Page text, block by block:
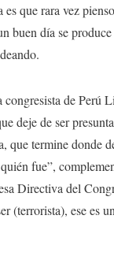
que rara vez
buen día se
de Perú
deje de ser
que termine donde
fue”,
Directiva del
(terrorista), ese es